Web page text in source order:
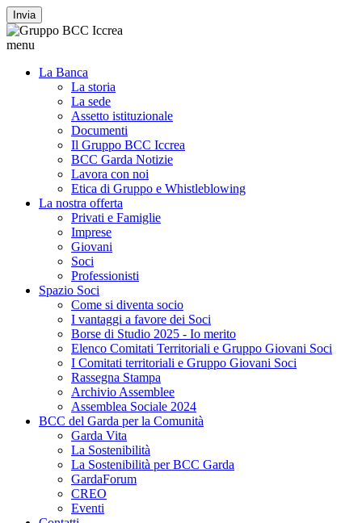
Invia
menu
La Banca
La storia
La sede
Assetto istituzionale
Documenti
Il Gruppo BCC Iccrea
BCC Garda Notizie
Lavora con noi
Etica di Gruppo e Whistleblowing
La nostra offerta
Privati e Famiglie
Imprese
Giovani
Soci
Professionisti
Spazio Soci
Come si diventa socio
I vantaggi a favore dei Soci
Borse di Studio 2025 - Io merito
Elenco Comitati Territoriali e Gruppo Giovani Soci
I Comitati territoriali e Gruppo Giovani Soci
Rassegna Stampa
Archivio Assemblee
Assemblea Sociale 2024
BCC del Garda per la Comunità
Garda Vita
La Sostenibilità
La Sostenibilità per BCC Garda
GardaForum
CREO
Eventi